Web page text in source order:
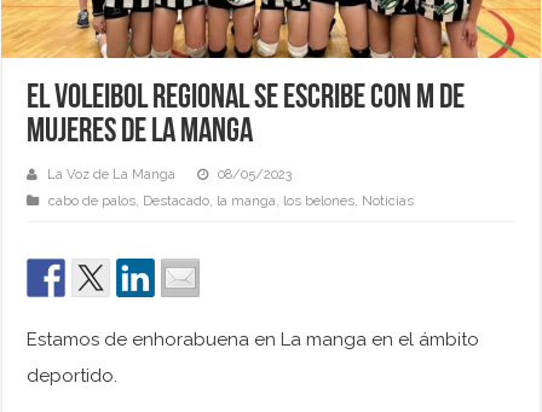
El Voleibol Regional se escribe con M de
Mujeres de la Manga
La Voz de La Manga
08/05/2023
cabo de palos, Destacado, la manga, los belones, Noticias
Estamos de enhorabuena en La manga en el ámbito
deportido.